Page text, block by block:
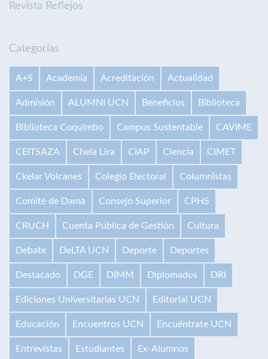
Revista Reflejos
Categorías
A+S Academia Acreditación Actualidad
Admisión ALUMNI UCN Beneficios Biblioteca
Biblioteca Coquimbo Campus Sustentable CAVIME
CEITSAZA Chela Lira CIAP Ciencia CIMET
Ckelar Volcanes Colegio Electoral Columnistas
Comité de Dama Consejo Superior CPHS
CRUCH Cuenta Pública de Gestión Cultura
Debate DeLTA UCN Deporte Deportes
Destacado DGE DIMM Diplomados DRI
Ediciones Universitarias UCN Editorial UCN
Educación Encuentros UCN Encuéntrate UCN
Entrevistas Estudiantes Ex-Alumnos